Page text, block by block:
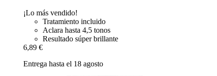
¡Lo más vendido!
Tratamiento incluido
Aclara hasta 4,5 tonos
Resultado súper brillante
6,89 €
Entrega hasta el 18 agosto